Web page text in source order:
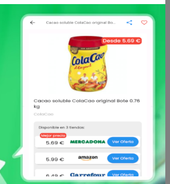
Análisis de precio